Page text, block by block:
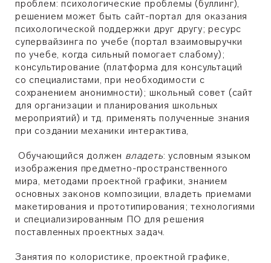
проблем: психологические проблемы (буллинг),
решением может быть сайт-портал для оказания
психологической поддержки друг другу; ресурс
супервайзинга по учебе (портал взаимовыручки
по учебе, когда сильный помогает слабому);
консультирование (платформа для консультаций
со специалистами, при необходимости с
сохранением анонимности); школьный совет (сайт
для организации и планирования школьных
мероприятий) и тд. применять полученные знания
при создании механики интерактива,
Обучающийся должен владеть: условным языком
изображения предметно-пространственного
мира, методами проектной графики, знанием
основных законов композиции, владеть приемами
макетирования и прототипирования; технологиями
и специализированным ПО для решения
поставленных проектных задач.
Занятия по колористике, проектной графике,